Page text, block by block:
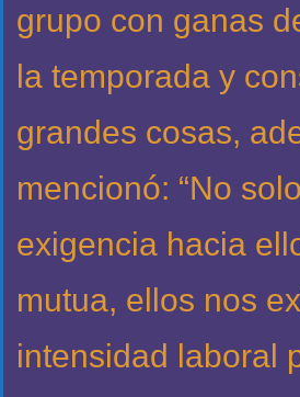
grupo con ganas
la temporada y
grandes cosas,
mencionó: “No
exigencia hacia
mutua, ellos nos
intensidad laboral